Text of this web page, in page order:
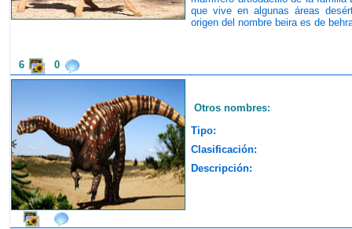
que vive en algunas áreas
origen del nombre beira es de
6 0
Otros nombres:
Tipo:
Clasificación:
Descripción: